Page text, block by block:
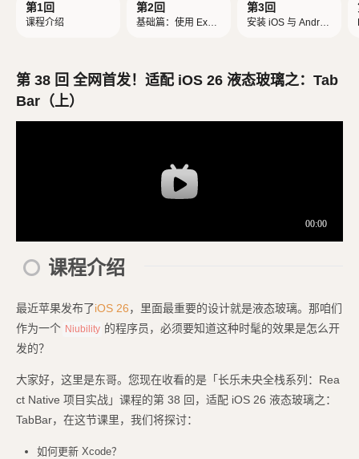
第1回
课程介绍
第2回
基础篇：使用 Expo
第3回
安装 iOS 与 Androi
第 38 回 全网首发！适配 iOS 26 液态玻璃之：Tab
Bar（上）
课程介绍
最近苹果发布了iOS 26，里面最重要的设计就是液态玻璃。那咱们
作为一个 Niubility 的程序员，必须要知道这种时髦的效果是怎么开
发的？
大家好，这里是东哥。您现在收看的是「长乐未央全栈系列：Rea
ct Native 项目实战」课程的第 38 回，适配 iOS 26 液态玻璃之：
TabBar，在这节课里，我们将探讨：
如何更新 Xcode？